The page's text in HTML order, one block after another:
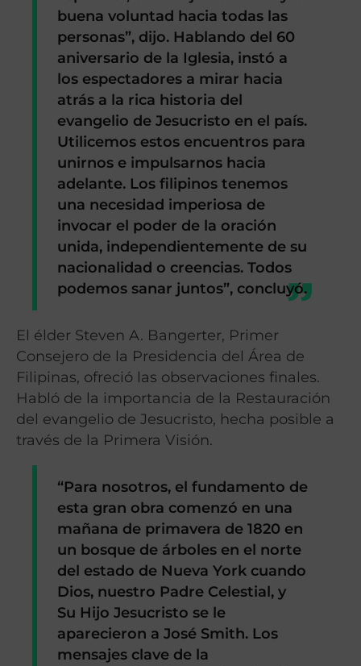
buena voluntad hacia todas las
personas”, dijo. Hablando del 60
aniversario de la Iglesia, instó a
los espectadores a mirar hacia
atrás a la rica historia del
evangelio de Jesucristo en el país.
Utilicemos estos encuentros para
unirnos e impulsarnos hacia
adelante. Los filipinos tenemos
una necesidad imperiosa de
invocar el poder de la oración
unida, independientemente de su
nacionalidad o creencias. Todos
podemos sanar juntos”, concluyó.
El élder Steven A. Bangerter, Primer
Consejero de la Presidencia del Área de
Filipinas, ofreció las observaciones finales.
Habló de la importancia de la Restauración
del evangelio de Jesucristo, hecha posible a
través de la Primera Visión.
“Para nosotros, el fundamento de
esta gran obra comenzó en una
mañana de primavera de 1820 en
un bosque de árboles en el norte
del estado de Nueva York cuando
Dios, nuestro Padre Celestial, y
Su Hijo Jesucristo se le
aparecieron a José Smith. Los
mensajes clave de la